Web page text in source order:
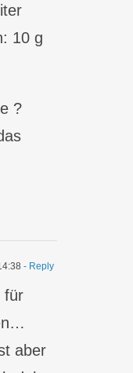
10 g
?
- Reply
für
aber